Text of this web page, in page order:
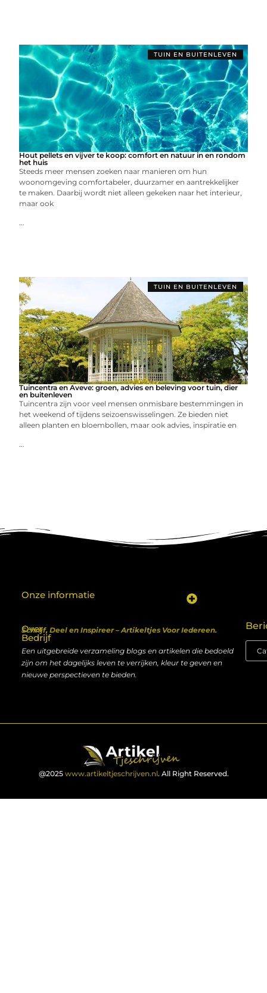
TUIN EN BUITENLEVEN
Hout pellets en vijver te koop: comfort en natuur in en rondom
het huis
Steeds meer mensen zoeken naar manieren om hun
woonomgeving comfortabeler, duurzamer en aantrekkelijker
te maken. Daarbij wordt niet alleen gekeken naar het interieur,
maar ook
...
TUIN EN BUITENLEVEN
Tuincentra en Aveve: groen, advies en beleving voor tuin, dier
en buitenleven
Tuincentra zijn voor veel mensen onmisbare bestemmingen in
het weekend of tijdens seizoenswisselingen. Ze bieden niet
alleen planten en bloembollen, maar ook advies, inspiratie en
...
Over
Bedrijf
Schrijf, Deel en Inspireer – Artikeltjes Voor Iedereen.
Een uitgebreide verzameling blogs en artikelen die bedoeld
zijn om het dagelijks leven te verrijken, kleur te geven en
nieuwe perspectieven te bieden.
Onze informatie
@2025 www.artikeltjeschrijven.nl. All Right Reserved.